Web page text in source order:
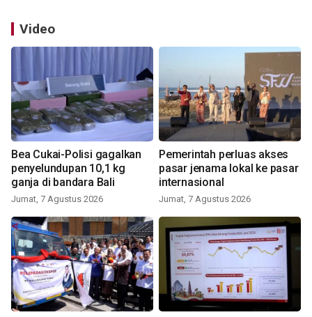
Video
Bea Cukai-Polisi gagalkan
penyelundupan 10,1 kg
ganja di bandara Bali
Jumat, 7 Agustus 2026
Pemerintah perluas akses
pasar jenama lokal ke pasar
internasional
Jumat, 7 Agustus 2026